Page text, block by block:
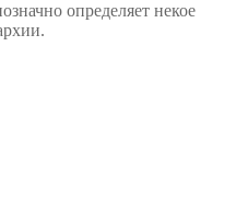
определяет некое